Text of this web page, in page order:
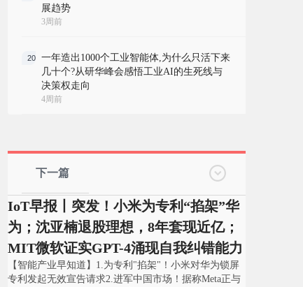
展趋势
3周前
20
一年造出1000个工业智能体,为什么只活下来
几十个?从研华峰会感悟工业AI的生死线与
决策权走向
4周前
下一篇
IoT早报丨突发！小米为专利“掐架”华
为；沈亚楠退股理想，8年套现近亿；
MIT微软证实GPT-4涌现自我纠错能力
【智能产业早知道】1.为专利"掐架"！小米对华为锁屏
专利发起无效宣告请求2.进军中国市场！据称Meta正与